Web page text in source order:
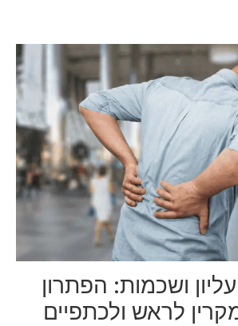
ושכמות: הפתרון
לראש ולכתפיים